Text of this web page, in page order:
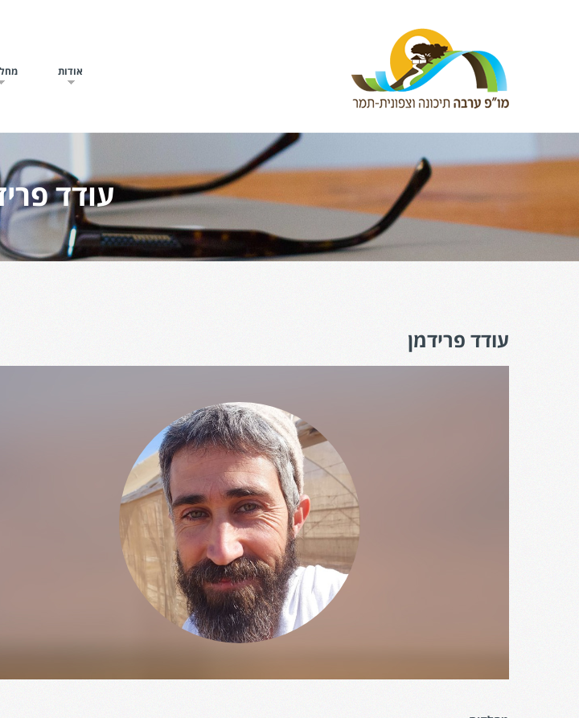
אודות
עודד
עודד פרידמן